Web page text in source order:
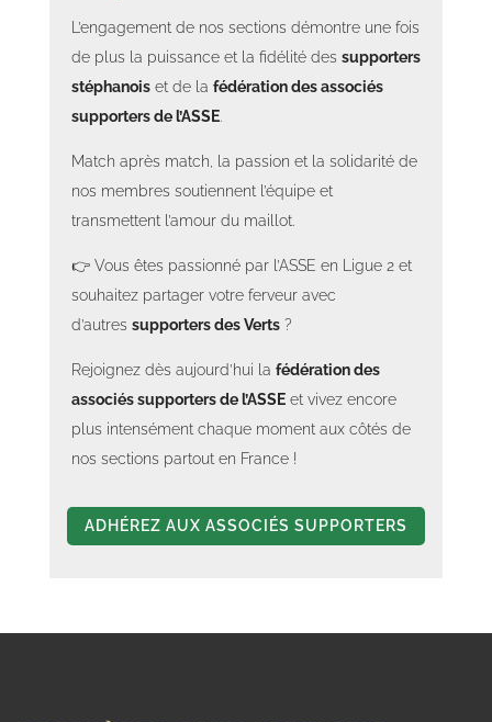
L’engagement de nos sections démontre une fois
de plus la puissance et la fidélité des supporters
stéphanois et de la fédération des associés
supporters de l’ASSE.
Match après match, la passion et la solidarité de
nos membres soutiennent l’équipe et
transmettent l’amour du maillot.
👉 Vous êtes passionné par l’ASSE en Ligue 2 et
souhaitez partager votre ferveur avec
d’autres supporters des Verts ?
Rejoignez dès aujourd’hui la fédération des
associés supporters de l’ASSE et vivez encore
plus intensément chaque moment aux côtés de
nos sections partout en France !
ADHÉREZ AUX ASSOCIÉS SUPPORTERS